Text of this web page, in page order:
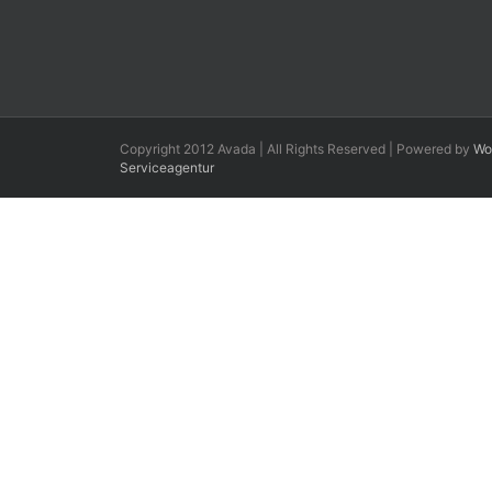
Copyright 2012 Avada | All Rights Reserved | Powered by
Serviceagentur